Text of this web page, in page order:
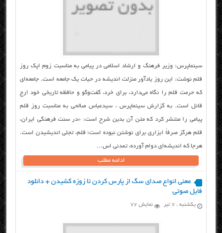
سینماپرس: وزیر فرهنگ و ارشاد اسلامی در پیامی به مناسبت زوم اپک روز
قلم نوشت: این روز یادآور منزلت اندیشه در حیات یک جامعه است. جامعه‌ای
که حرمت قلم را نگاه می‌دارد، برای خرد، گفت‌وگو و حافظه تاریخی خود ارج
قائل است. به گزارش سینماپرس ، سیدعباس صالحی به مناسبت روز قلم
پیامی را منتشر کرد که متن آن بدین شرح است: «در سنت فرهنگی ایران،
قلم هرگز صرفاً ابزاری برای نوشتن نبوده است؛ قلم، تجلی اندیشیدن است.
هرجا که اندیشه‌ای دوام آورده، تمدنی اس...
ادامه مطلب
معنی انواع صدای سگ از پارس کردن تا زوزه کشیدن + دانلود
فایل صوتی
یکشنبه ، ۷ تیر نمایش 72